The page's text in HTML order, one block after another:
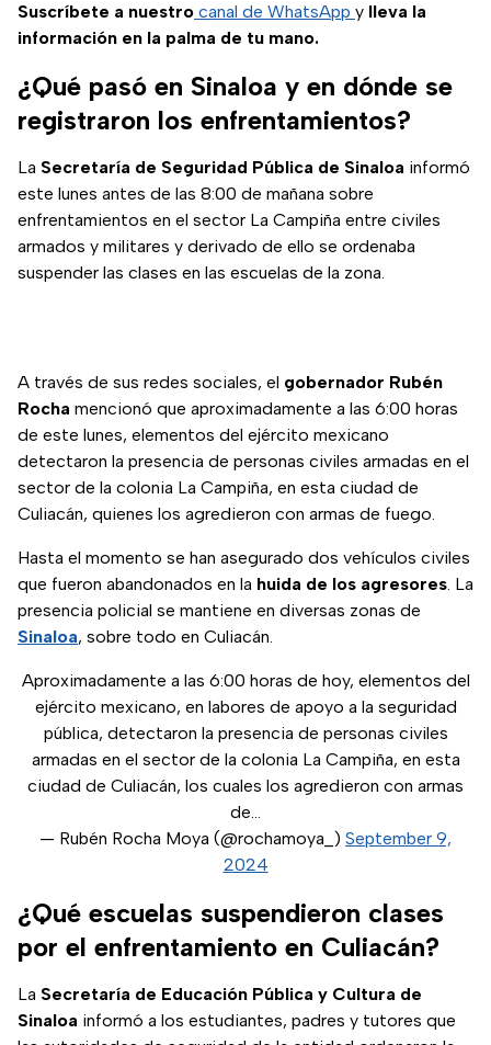
Suscríbete a nuestro canal de WhatsApp y lleva la
información en la palma de tu mano.
¿Qué pasó en Sinaloa y en dónde se
registraron los enfrentamientos?
La Secretaría de Seguridad Pública de Sinaloa informó
este lunes antes de las 8:00 de mañana sobre
enfrentamientos en el sector La Campiña entre civiles
armados y militares y derivado de ello se ordenaba
suspender las clases en las escuelas de la zona.
A través de sus redes sociales, el gobernador Rubén
Rocha mencionó que aproximadamente a las 6:00 horas
de este lunes, elementos del ejército mexicano
detectaron la presencia de personas civiles armadas en el
sector de la colonia La Campiña, en esta ciudad de
Culiacán, quienes los agredieron con armas de fuego.
Hasta el momento se han asegurado dos vehículos civiles
que fueron abandonados en la huida de los agresores. La
presencia policial se mantiene en diversas zonas de
Sinaloa, sobre todo en Culiacán.
Aproximadamente a las 6:00 horas de hoy, elementos del
ejército mexicano, en labores de apoyo a la seguridad
pública, detectaron la presencia de personas civiles
armadas en el sector de la colonia La Campiña, en esta
ciudad de Culiacán, los cuales los agredieron con armas
de…
— Rubén Rocha Moya (@rochamoya_) September 9,
2024
¿Qué escuelas suspendieron clases
por el enfrentamiento en Culiacán?
La Secretaría de Educación Pública y Cultura de
Sinaloa informó a los estudiantes, padres y tutores que